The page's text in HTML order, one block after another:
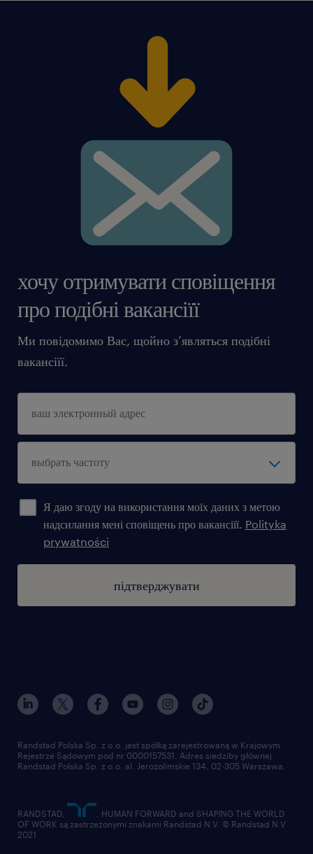
хочу отримувати сповіщення
про подібні вакансіїї
Ми повідомимо Вас, щойно з’являться подібні
вакансіїї.
Я даю згоду на використання моїх даних з метою
надсилання мені сповіщень про вакансіїї. Polityka
prywatności
підтверджувати
Randstad Polska Sp. z o.o. jest spółką zarejestrowaną w Krajowym
Rejestrze Sądowym pod nr 0000157531. Adres siedziby głównej
Randstad Polska Sp. z o.o. al. Jerozolimskie 134, 02-305 Warszawa.
RANDSTAD,
, HUMAN FORWARD and SHAPING THE WORLD
OF WORK są zastrzeżonymi znakami Randstad N.V. © Randstad N.V
2021